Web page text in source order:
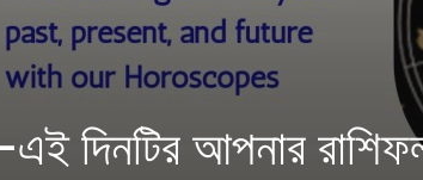
দিনটির আপনার